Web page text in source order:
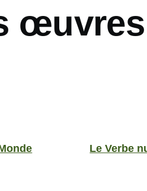
œuvres
Le Verbe